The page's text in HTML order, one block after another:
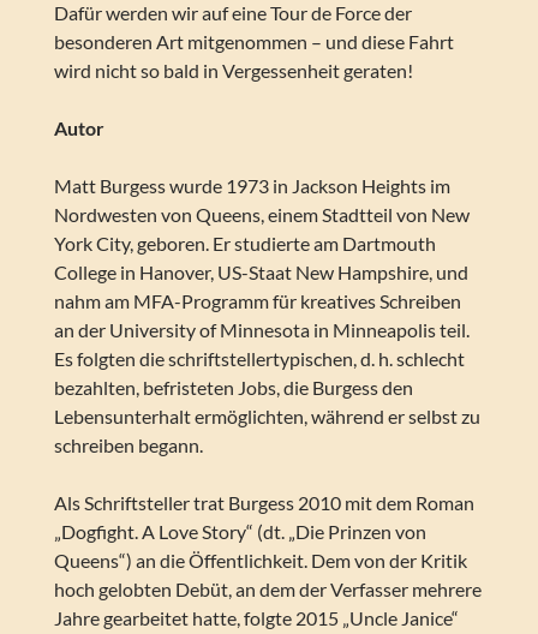
Dafür werden wir auf eine Tour de Force der
besonderen Art mitgenommen – und diese Fahrt
wird nicht so bald in Vergessenheit geraten!
Autor
Matt Burgess wurde 1973 in Jackson Heights im
Nordwesten von Queens, einem Stadtteil von New
York City, geboren. Er studierte am Dartmouth
College in Hanover, US-Staat New Hampshire, und
nahm am MFA-Programm für kreatives Schreiben
an der University of Minnesota in Minneapolis teil.
Es folgten die schriftstellertypischen, d. h. schlecht
bezahlten, befristeten Jobs, die Burgess den
Lebensunterhalt ermöglichten, während er selbst zu
schreiben begann.
Als Schriftsteller trat Burgess 2010 mit dem Roman
„Dogfight. A Love Story“ (dt. „Die Prinzen von
Queens“) an die Öffentlichkeit. Dem von der Kritik
hoch gelobten Debüt, an dem der Verfasser mehrere
Jahre gearbeitet hatte, folgte 2015 „Uncle Janice“